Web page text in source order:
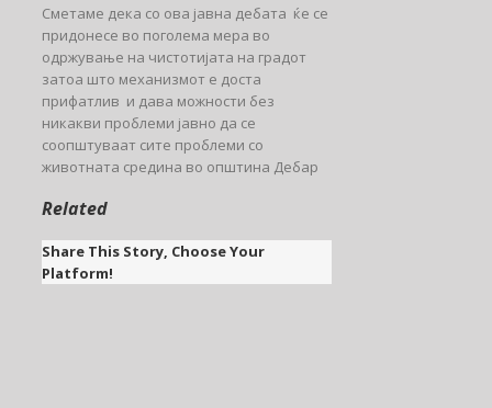
Сметаме дека со ова јавна дебата ќе се
придонесе во поголема мера во
одржување на чистотијата на градот
затоа што механизмот е доста
прифатлив и дава можности без
никакви проблеми јавно да се
соопштуваат сите проблеми со
животната средина во општина Дебар
Related
Share This Story, Choose Your
Platform!